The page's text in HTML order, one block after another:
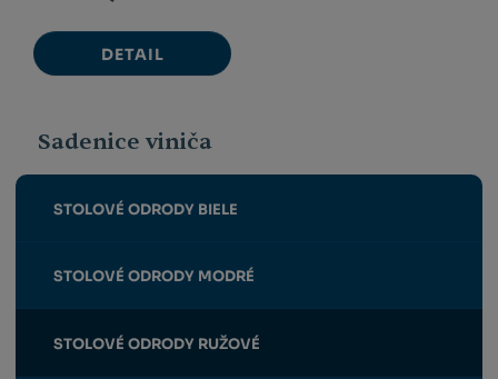
DETAIL
Sadenice viniča
STOLOVÉ ODRODY BIELE
STOLOVÉ ODRODY MODRÉ
STOLOVÉ ODRODY RUŽOVÉ